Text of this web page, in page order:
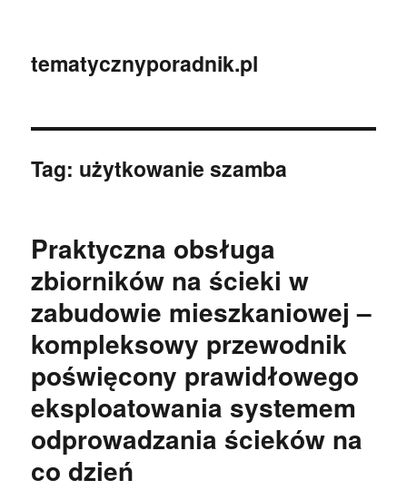
tematycznyporadnik.pl
Tag: użytkowanie szamba
Praktyczna obsługa
zbiorników na ścieki w
zabudowie mieszkaniowej –
kompleksowy przewodnik
poświęcony prawidłowego
eksploatowania systemem
odprowadzania ścieków na
co dzień